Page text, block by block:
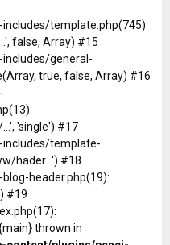
template.php(745):
false, Array) #15
general-
true, false, Array) #16
'single') #17
template-
hader...') #18
header.php(19):
#19
thrown in